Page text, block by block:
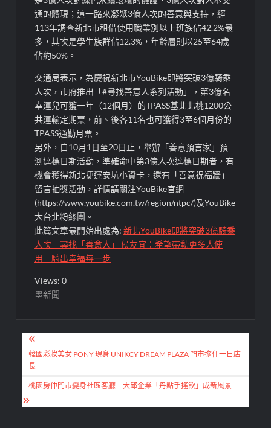
通的體現；這一路來凝聚3億人次的善意與支持，經
113年調查新北市租借使用職業別以上班族佔42.2%最
多，其次是學生族群佔12.3%，年齡層則以25至64歲
佔約50%。
交通局表示，為慶祝新北市YouBike即將突破3億騎乘
人次，市府推出「#尋找善意人系列活動」，第3億名
幸運兒可獲一年（12個月）的TPASS基北北桃1200公
共運輸定期票，前、後各11名也可獲得3至6個月份的
TPASS通勤月票。
另外，自10月1日至20日止，舉辦「善意預言家」預
測達標日期活動，準確命中第3億人次達標日期者，有
機會獲得新北捷運安坑小資卡，還有「善意祝福牆」
留言抽獎活動，詳情請關注YouBike官網
(https://www.youbike.com.tw/region/ntpc/)及YouBike
大台北粉絲團。
此篇文章最開始出處為:新北YouBike即將突破3億騎乘
人次 尋找「善意人」 侯友宜：希望帶動更多人使
用 騎出幸福每一步
Views: 0
墨新聞
文
章
導
覽
韓國彩妝美女 PONY 現身 UNIKCY DREAM PLAZA 門市擔任一日店
長
桃園房仲門市變身社區客廳 大邱企業「丹點手搖飲」成新風景